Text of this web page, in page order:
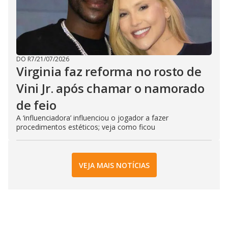
DO R7/21/07/2026
Virginia faz reforma no rosto de
Vini Jr. após chamar o namorado
de feio
A ‘influenciadora’ influenciou o jogador a fazer
procedimentos estéticos; veja como ficou
VEJA MAIS NOTÍCIAS